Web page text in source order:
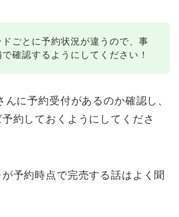
ごとに予約状況が違うので、事
確認するようにしてください！
んに予約受付があるのか確認し、
約しておくようにしてくださ
予約時点で完売する話はよく聞